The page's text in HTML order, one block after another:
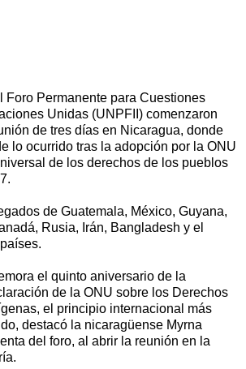
Foro Permanente para Cuestiones
Unidas (UNPFII) comenzaron
de tres días en Nicaragua, donde
lo ocurrido tras la adopción por la ONU
de los derechos de los pueblos
de Guatemala, México, Guyana,
Rusia, Irán, Bangladesh y el
el quinto aniversario de la
de la ONU sobre los Derechos
el principio internacional más
destacó la nicaragüense Myrna
del foro, al abrir la reunión en la